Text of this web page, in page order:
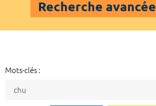
Recherche avancée
Mots-clés :